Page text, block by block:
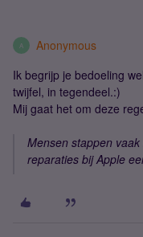
A Anonymous
Ik begrijp je bedoeling
twijfel, in tegendeel.:)
Mij gaat het om deze
Mensen stappen
reparaties bij Apple